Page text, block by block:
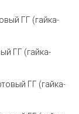
ГГ (гайка-
ГГ (гайка-
ГГ (гайка-